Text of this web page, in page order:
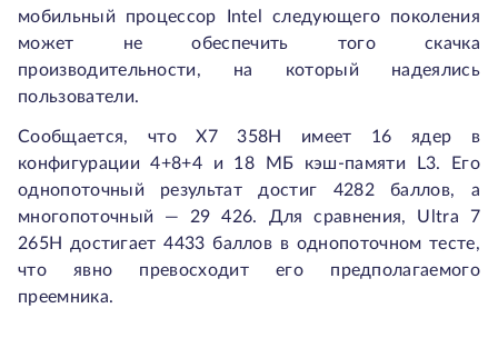
мобильный процессор Intel следующего поколения
может не обеспечить того скачка
производительности, на который надеялись
пользователи.
Сообщается, что X7 358H имеет 16 ядер в
конфигурации 4+8+4 и 18 МБ кэш-памяти L3. Его
однопоточный результат достиг 4282 баллов, а
многопоточный — 29 426. Для сравнения, Ultra 7
265H достигает 4433 баллов в однопоточном тесте,
что явно превосходит его предполагаемого
преемника.